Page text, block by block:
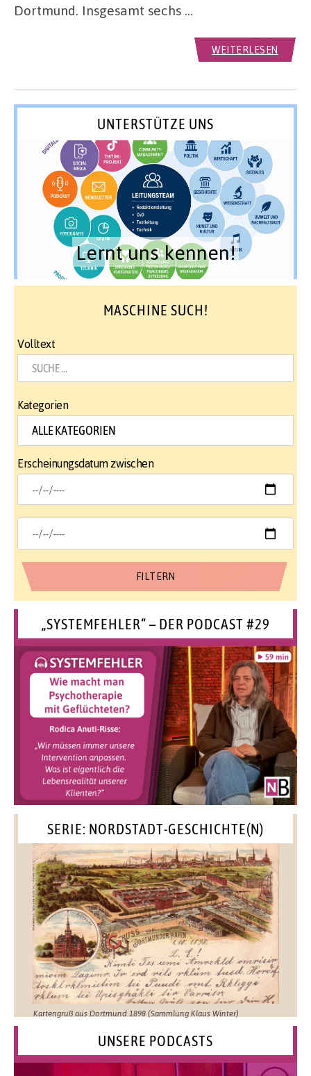
Dortmund. Insgesamt sechs …
WEITERLESEN
UNTERSTÜTZE UNS
Lernt uns kennen!
MASCHINE SUCH!
Volltext
Kategorien
Erscheinungsdatum zwischen
„SYSTEMFEHLER“ – DER PODCAST #29
SERIE: NORDSTADT-GESCHICHTE(N)
Kartengruß aus Dortmund 1898 (Sammlung Klaus Winter)
UNSERE PODCASTS